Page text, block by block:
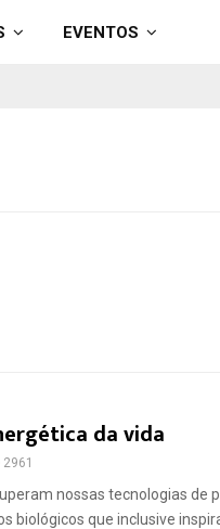
EVENTOS
da vida
2961
nossas tecnologias
biológicos que inclusive